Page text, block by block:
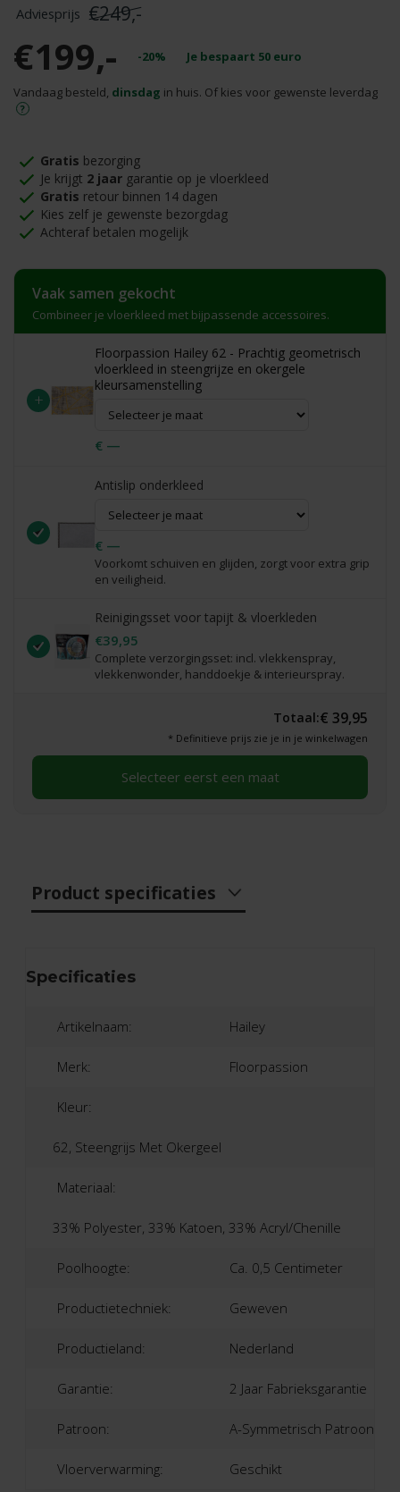
€249,-
€199,- -20% Je bespaart 50 euro
Vandaag besteld, dinsdag in huis. Of kies voor gewenste leverdag
Gratis bezorging
Je krijgt 2 jaar garantie op je vloerkleed
Gratis retour binnen 14 dagen
Kies zelf je gewenste bezorgdag
Achteraf betalen mogelijk
Vaak samen gekocht
Combineer je vloerkleed met bijpassende accessoires.
+
Floorpassion Hailey 62 - Prachtig geometrisch
vloerkleed in steengrijze en okergele
kleursamenstelling
€ —
Antislip onderkleed
€ —
Voorkomt schuiven en glijden, zorgt voor extra grip
en veiligheid.
Reinigingsset voor tapijt & vloerkleden
€39,95
Complete verzorgingsset: incl. vlekkenspray,
vlekkenwonder, handdoekje & interieurspray.
Totaal:€ 39,95
* Definitieve prijs zie je in je winkelwagen
Selecteer eerst een maat
Product specificaties
Specificaties
Artikelnaam: Hailey
Merk: Floorpassion
Kleur:
62, Steengrijs Met Okergeel
Materiaal:
33% Polyester, 33% Katoen, 33% Acryl/Chenille
Poolhoogte: Ca. 0,5 Centimeter
Productietechniek: Geweven
Productieland: Nederland
Garantie: 2 Jaar Fabrieksgarantie
Patroon: A-Symmetrisch Patroon
Vloerverwarming: Geschikt